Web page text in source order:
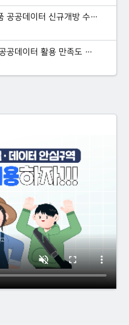
이터 신규개방 수요 및 만족도...
활용 만족도 및 신규 개방...